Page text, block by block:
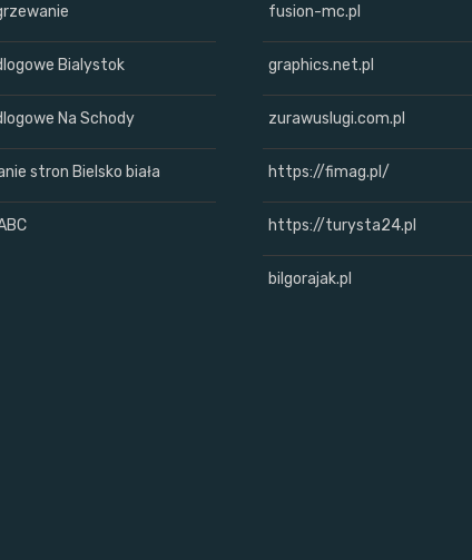
Bialystok
Na Schody
stron Bielsko biała
fusion-mc.pl
graphics.net.pl
zurawuslugi.com.pl
https://fimag.pl/
https://turysta24.pl
bilgorajak.pl